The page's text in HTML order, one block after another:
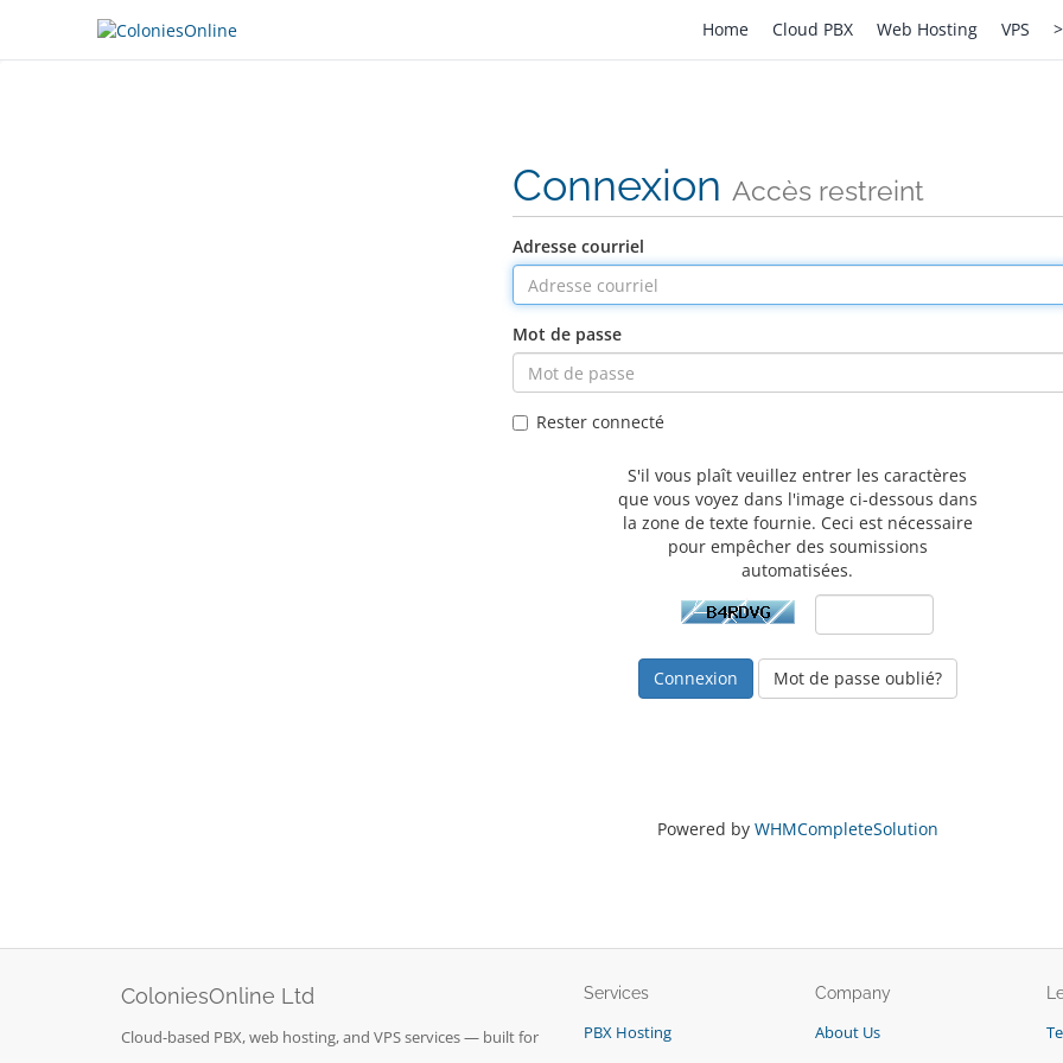
Home Cloud PBX Web Hosting VPS
Connexion Accès restreint
Adresse courriel
Mot de passe
Rester connecté
S'il vous plaît veuillez entrer les caractères
que vous voyez dans l'image ci-dessous dans
la zone de texte fournie. Ceci est nécessaire
pour empêcher des soumissions
automatisées.
Mot de passe oublié?
Powered by WHMCompleteSolution
ColoniesOnline Ltd
Cloud-based PBX, web hosting, and VPS services — built for
Services
PBX Hosting
Company
About Us